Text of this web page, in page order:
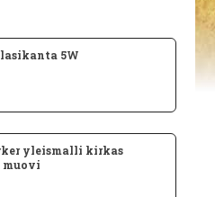
5W
yleismalli kirkas